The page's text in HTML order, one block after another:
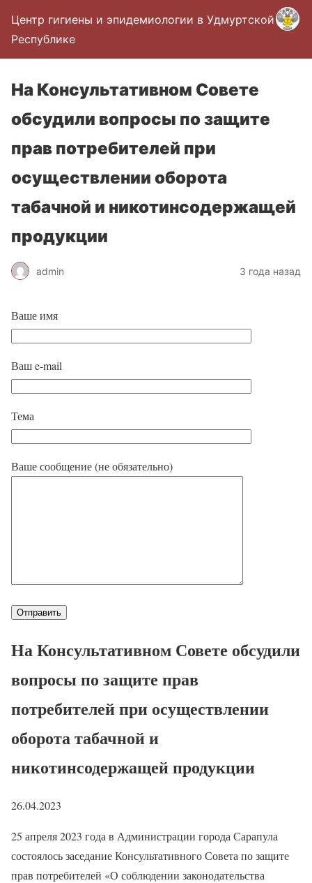
Центр гигиены и эпидемиологии в Удмуртской
Республике
На Консультативном Совете
обсудили вопросы по защите
прав потребителей при
осуществлении оборота
табачной и никотинсодержащей
продукции
admin 3 года назад
Ваше имя
Ваш e-mail
Тема
Ваше сообщение (не обязательно)
На Консультативном Совете обсудили
вопросы по защите прав
потребителей при осуществлении
оборота табачной и
никотинсодержащей продукции
26.04.2023
25 апреля 2023 года в Администрации города Сарапула
состоялось заседание Консультативного Совета по защите
прав потребителей «О соблюдении законодательства